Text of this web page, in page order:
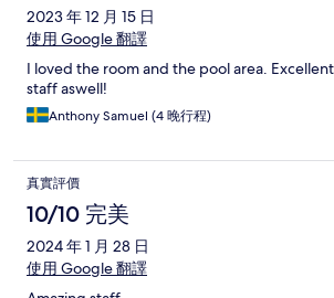
2023 年 12 月 15 日
使用 Google 翻譯
I loved the room and the pool area.
staff aswell!
Anthony Samuel (4 晚行程)
真實評價
10/10 完美
2024 年 1 月 28 日
使用 Google 翻譯